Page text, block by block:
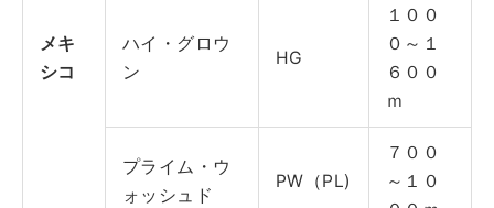
メキ
シコ
ハイ・グロウ
ン
HG
１００
０～１
６００
ｍ
プライム・ウ
ォッシュド
PW（PL)
７００
～１０